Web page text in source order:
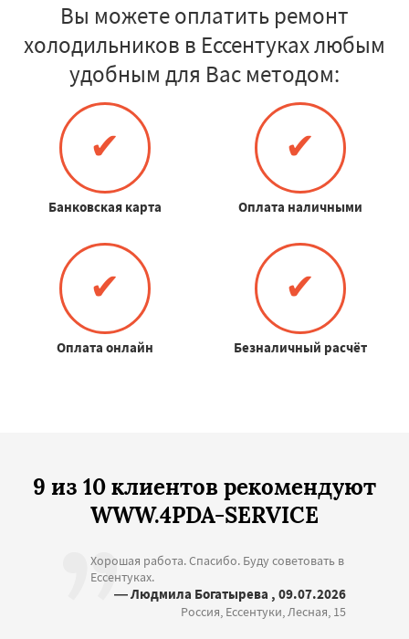
Вы можете оплатить ремонт
холодильников в Ессентуках любым
удобным для Вас методом:
✔
Банковская карта
✔
Оплата наличными
✔
Оплата онлайн
✔
Безналичный расчёт
9 из 10 клиентов рекомендуют
WWW.4PDA-SERVICE
Хорошая работа. Спасибо. Буду советовать в
Ессентуках.
— Людмила Богатырева , 09.07.2026
Россия, Ессентуки, Лесная, 15